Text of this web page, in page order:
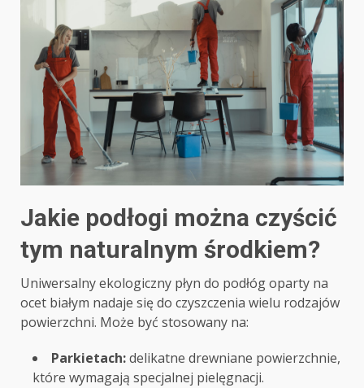
Jakie podłogi można czyścić
tym naturalnym środkiem?
Uniwersalny ekologiczny płyn do podłóg oparty na
ocet białym nadaje się do czyszczenia wielu rodzajów
powierzchni. Może być stosowany na:
Parkietach:delikatne drewniane powierzchnie,
które wymagają specjalnej pielęgnacji.